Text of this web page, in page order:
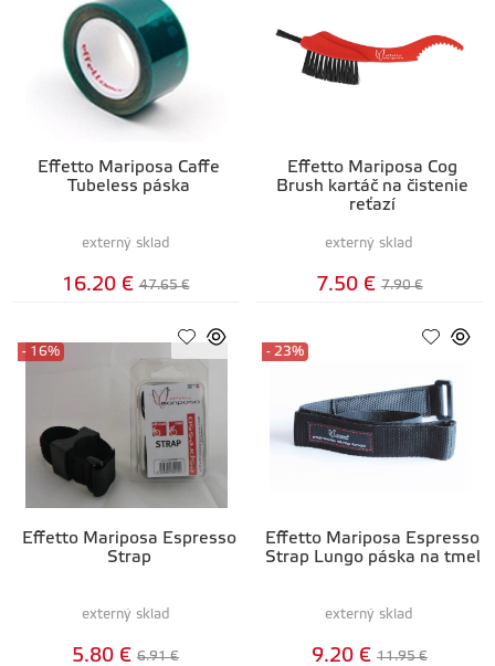
Effetto Mariposa Caffe
Tubeless páska
externý sklad
16.20 € 47.65 €
Effetto Mariposa Cog
Brush kartáč na čistenie
reťazí
externý sklad
7.50 € 7.90 €
Effetto Mariposa Espresso
Strap
- 16%
externý sklad
5.80 € 6.91 €
Effetto Mariposa Espresso
Strap Lungo páska na tmel
- 23%
externý sklad
9.20 € 11.95 €